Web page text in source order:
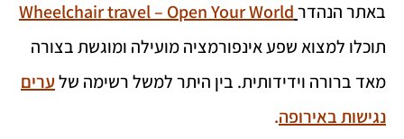
באתר הנהדרWheelchair travel – Open Your World
תוכלו למצוא שפע אינפורמציה מועילה ומוגשת בצורה
מאד ברורה וידידותית. בין היתר למשל רשימה שלערים
נגישות באירופה.